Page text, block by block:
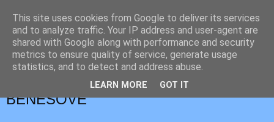
JEMELIK ZDENĚK
pátek 3. května 2019
ALTERNATIVNÍ OBRAZ MARIE
BENEŠOVÉ
This site uses cookies from Google to deliver its services
and to analyze traffic. Your IP address and user-agent are
shared with Google along with performance and security
metrics to ensure quality of service, generate usage
statistics, and to detect and address abuse.
LEARN MORE GOT IT